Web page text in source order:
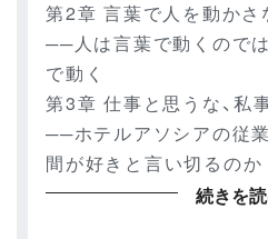
第2章 言葉で人を動かさ
──人は言葉で動くので
で動く
第3章 仕事と思うな、私
──ホテルアソシアの従
間が好きと言い切るのか
第4章 ホテルマンをつく
続きを